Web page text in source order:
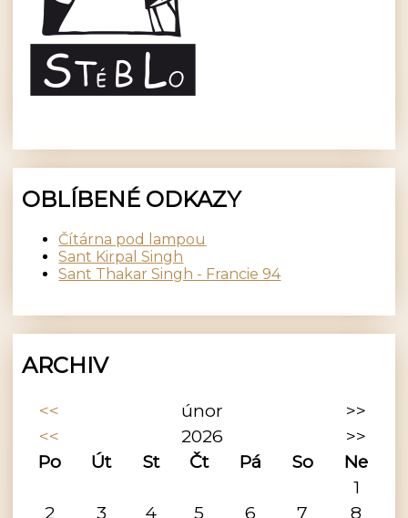
OBLÍBENÉ ODKAZY
Čítárna pod lampou
Sant Kirpal Singh
Sant Thakar Singh - Francie 94
ARCHIV
<< únor
>>
<<
2026
>>
Po
Út St Čt Pá So
Ne
1
2
3 4 5 6 7
8